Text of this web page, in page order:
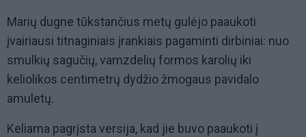
Marių dugne tūkstančius metų gulėjo paaukoti
įvairiausi titnaginiais įrankiais pagaminti dirbiniai: nuo
smulkių sagučių, vamzdelių formos karolių iki
keliolikos centimetrų dydžio žmogaus pavidalo
amuletų.
Keliama pagrįsta versija, kad jie buvo paaukoti į